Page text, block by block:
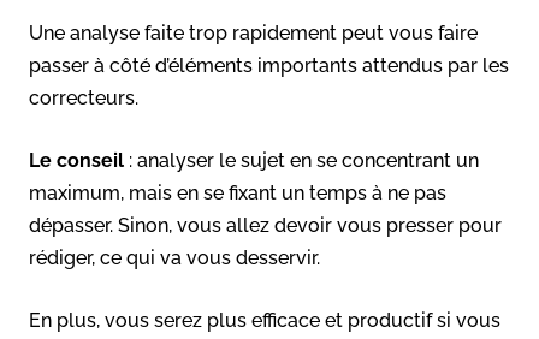
Une analyse faite trop rapidement peut vous faire
passer à côté d’éléments importants attendus par les
correcteurs.
Le conseil : analyser le sujet en se concentrant un
maximum, mais en se fixant un temps à ne pas
dépasser. Sinon, vous allez devoir vous presser pour
rédiger, ce qui va vous desservir.
En plus, vous serez plus efficace et productif si vous